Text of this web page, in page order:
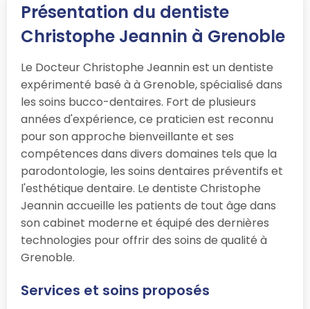
Présentation du dentiste
Christophe Jeannin à Grenoble
Le Docteur Christophe Jeannin est un dentiste
expérimenté basé à à Grenoble, spécialisé dans
les soins bucco-dentaires. Fort de plusieurs
années d'expérience, ce praticien est reconnu
pour son approche bienveillante et ses
compétences dans divers domaines tels que la
parodontologie, les soins dentaires préventifs et
l'esthétique dentaire. Le dentiste Christophe
Jeannin accueille les patients de tout âge dans
son cabinet moderne et équipé des dernières
technologies pour offrir des soins de qualité à
Grenoble.
Services et soins proposés